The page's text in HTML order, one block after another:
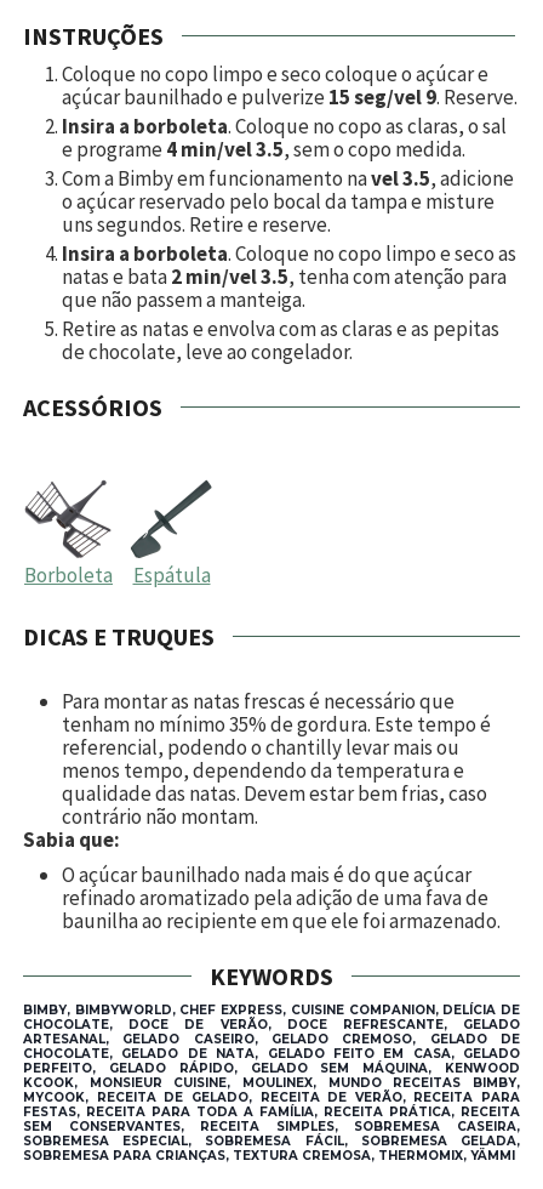
INSTRUÇÕES
Coloque no copo limpo e seco coloque o açúcar e
açúcar baunilhado e pulverize15 seg/vel 9. Reserve.
Insira a borboleta. Coloque no copo as claras, o sal
e programe4 min/vel 3.5, sem o copo medida.
Com a Bimby em funcionamento navel 3.5, adicione
o açúcar reservado pelo bocal da tampa e misture
uns segundos. Retire e reserve.
Insira a borboleta. Coloque no copo limpo e seco as
natas e bata2 min/vel 3.5, tenha com atenção para
que não passem a manteiga.
Retire as natas e envolva com as claras e as pepitas
de chocolate, leve ao congelador.
ACESSÓRIOS
Borboleta Espátula
DICAS E TRUQUES
Para montar as natas frescas é necessário que
tenham no mínimo 35% de gordura. Este tempo é
referencial, podendo o chantilly levar mais ou
menos tempo, dependendo da temperatura e
qualidade das natas. Devem estar bem frias, caso
contrário não montam.
Sabia que:
O açúcar baunilhado nada mais é do que açúcar
refinado aromatizado pela adição de uma fava de
baunilha ao recipiente em que ele foi armazenado.
KEYWORDS
BIMBY, BIMBYWORLD, CHEF EXPRESS, CUISINE COMPANION, DELÍCIA DE
CHOCOLATE, DOCE DE VERÃO, DOCE REFRESCANTE, GELADO
ARTESANAL, GELADO CASEIRO, GELADO CREMOSO, GELADO DE
CHOCOLATE, GELADO DE NATA, GELADO FEITO EM CASA, GELADO
PERFEITO, GELADO RÁPIDO, GELADO SEM MÁQUINA, KENWOOD
KCOOK, MONSIEUR CUISINE, MOULINEX, MUNDO RECEITAS BIMBY,
MYCOOK, RECEITA DE GELADO, RECEITA DE VERÃO, RECEITA PARA
FESTAS, RECEITA PARA TODA A FAMÍLIA, RECEITA PRÁTICA, RECEITA
SEM CONSERVANTES, RECEITA SIMPLES, SOBREMESA CASEIRA,
SOBREMESA ESPECIAL, SOBREMESA FÁCIL, SOBREMESA GELADA,
SOBREMESA PARA CRIANÇAS, TEXTURA CREMOSA, THERMOMIX, YÄMMI